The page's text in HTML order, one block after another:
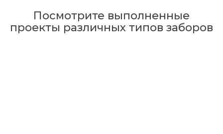
Посмотрите выполненные
проекты различных типов заборов